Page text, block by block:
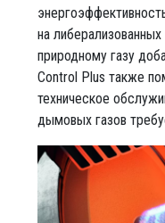
на
природному газу
Control Plus также
техническое
дымовых газов